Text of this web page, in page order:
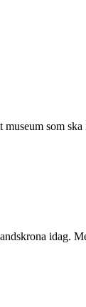
som ska
idag.